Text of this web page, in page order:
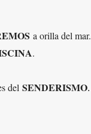
a orilla del mar.
.
del SENDERISMO.